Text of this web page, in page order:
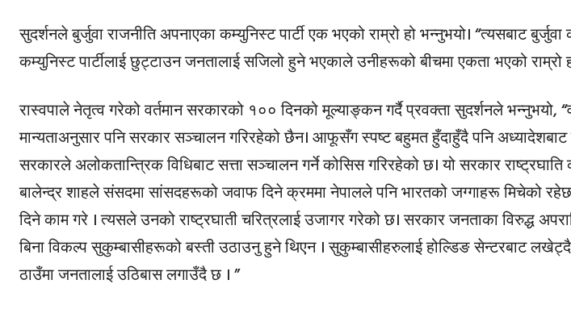
सुदर्शनले बुर्जुवा राजनीति अपनाएका कम्युनिस्ट पार्टी एक भएको राम्रो हो भन्नुभयो। “त्यसबाट
कम्युनिस्ट पार्टीलाई छुट्टाउन जनतालाई सजिलो हुने भएकाले उनीहरूको बीचमा एकता भएको राम्रो
रास्वपाले नेतृत्व गरेको वर्तमान सरकारको १०० दिनको मूल्याङ्कन गर्दै प्रवक्ता सुदर्शनले भन्नुभयो,
मान्यताअनुसार पनि सरकार सञ्चालन गरिरहेको छैन। आफूसँग स्पष्ट बहुमत हुँदाहुँदै पनि अध्यादेशबाट
सरकारले अलोकतान्त्रिक विधिबाट सत्ता सञ्चालन गर्ने कोसिस गरिरहेको छ। यो सरकार राष्ट्रघाति
बालेन्द्र शाहले संसदमा सांसदहरूको जवाफ दिने क्रममा नेपालले पनि भारतको जग्गाहरू मिचेको रहेछ
दिने काम गरे । त्यसले उनको राष्ट्रघाती चरित्रलाई उजागर गरेको छ। सरकार जनताका विरुद्ध
बिना विकल्प सुकुम्बासीहरूको बस्ती उठाउनु हुने थिएन । सुकुम्बासीहरुलाई होल्डिङ सेन्टरबाट
ठाउँमा जनतालाई उठिबास लगाउँदै छ । ”